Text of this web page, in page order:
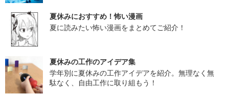
夏休みにおすすめ！怖い漫画
夏に読みたい怖い漫画をまとめてご紹介！
夏休みの工作のアイデア集
学年別に夏休みの工作アイデアを紹介。無理なく無
駄なく、自由工作に取り組もう！